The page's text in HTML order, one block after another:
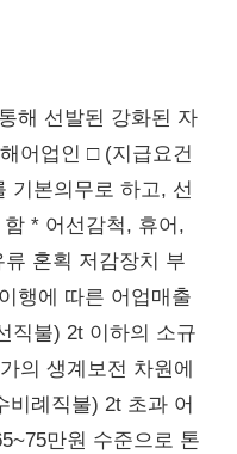
해 선발된 강화된 자
어업인 □ (지급요건
기본의무로 하고, 선
* 어선감척, 휴어,
혼획 저감장치 부
행에 따른 어업매출
직불) 2t 이하의 소규
의 생계보전 차원에
비례직불) 2t 초과 어
만원 수준으로 톤